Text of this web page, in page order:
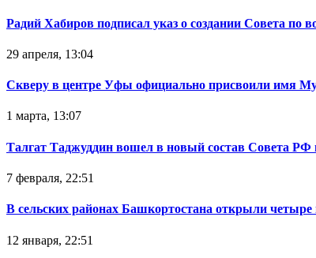
Радий Хабиров подписал указ о создании Совета по
29 апреля, 13:04
Скверу в центре Уфы официально присвоили имя
1 марта, 13:07
Талгат Таджуддин вошел в новый состав Совета РФ
7 февраля, 22:51
В сельских районах Башкортостана открыли
12 января, 22:51